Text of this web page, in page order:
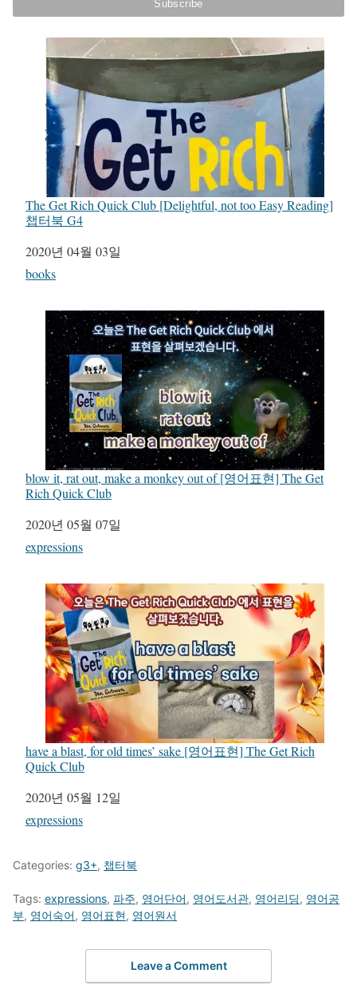
The Get Rich Quick Club [Delightful, not too Easy Reading]
챕터북 G4
일자
2020년 04월 03일
관련 항목
books
blow it, rat out, make a monkey out of [영어표현] The Get
Rich Quick Club
일자
2020년 05월 07일
관련 항목
expressions
have a blast, for old times’ sake [영어표현] The Get Rich
Quick Club
일자
2020년 05월 12일
관련 항목
expressions
Categories: g3+, 챕터북
Tags: expressions, 파주, 영어단어, 영어도서관, 영어리딩, 영어공
부, 영어숙어, 영어표현, 영어원서
Leave a Comment